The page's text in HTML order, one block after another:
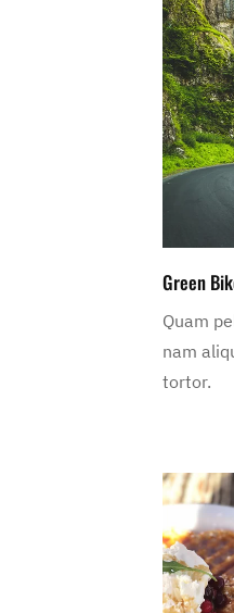
Green
Quam
nam
tortor.